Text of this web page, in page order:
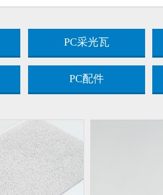
PC采光瓦
PC配件